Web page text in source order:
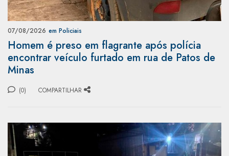
07/08/2026 em Policiais
Homem é preso em flagrante após polícia
encontrar veículo furtado em rua de Patos de
Minas
(0) COMPARTILHAR